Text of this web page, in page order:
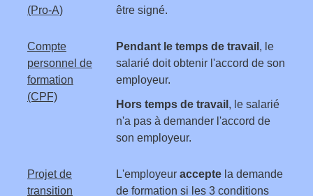
(Pro-A) être signé.
Compte
personnel de
formation
(CPF)
Pendant le temps de travail , le
salarié doit obtenir l'accord de son
employeur.
Hors temps de travail , le salarié
n'a pas à demander l'accord de
son employeur.
Projet de
transition
L'employeur accepte la demande
de formation si les 3 conditions